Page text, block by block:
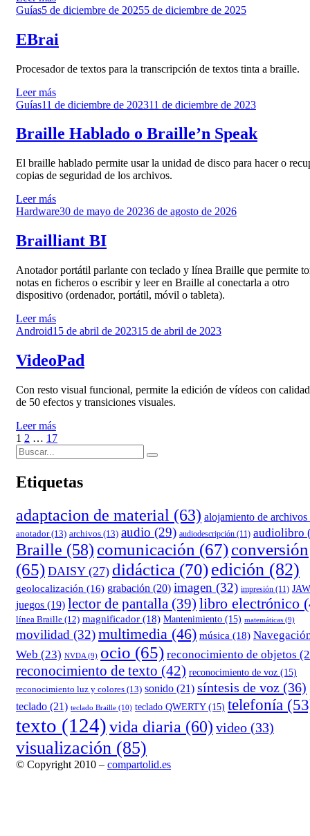
GuíasPublicado
5 de diciembre de 20255 de diciembre de 2025
EBrai
Procesador de textos para la transcripción de textos tinta a braille.
Leer más
GuíasPublicado
11 de diciembre de 202311 de diciembre de 2023
Braille Hablado o Braille’n Speak
El braille hablado permite usar la unidad de disco para hacer o
copias de seguridad de los archivos.
Leer más
HardwarePublicado
30 de mayo de 20236 de agosto de 2026
Brailliant BI
Anotador portátil parlante con teclado y línea Braille que permite
notas en ficheros o escribir y leer en Braille al conectarla a otro
dispositivo (ordenador, portátil, móvil o tableta).
Leer más
AndroidPublicado
15 de abril de 202315 de abril de 2023
VideoPad
Con resto visual funcional, permite la edición de vídeos con
de 50 efectos y transiciones visuales.
Leer más
Paginación
de
entradas
Página
1 Página
2 … Página
17Página
Buscar:
Buscar
Etiquetas
adaptacion de material (63) alojamiento de archivos
anotador(13) archivos (13) audio (29) audiodescripción (11) audiolibro
Braille (58) comunicación (67)conversión
(65) DAISY(27) didáctica (70)edición (82)
geolocalización (16) grabación (20) imagen (32) impresión (11)
juegos (19) lector de pantalla (39) libro electrónico
línea Braille (12) magnificador (18) Mantenimiento (15) matemáticas (9)
movilidad (32)multimedia (46) música (18)
Web (23) NVDA (9) ocio (65) reconocimiento de objetos
reconocimiento de texto (42) reconocimiento de voz (15)
reconocimiento luz y colores (13) sonido (21) síntesis de voz (36)
teclado (21) teclado Braille (10) teclado QWERTY(15) telefonía
texto (124)vida diaria (60) video (33)
visualización (85)
© Copyright 2010 – compartolid.es